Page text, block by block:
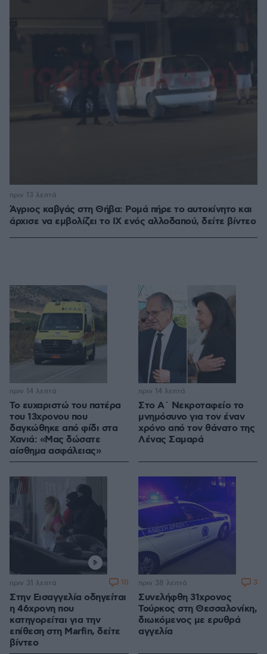
Άγριος καβγάς στη Θήβα: Ρομά πήρε το αυτοκίνητο και
άρχισε να εμβολίζει το ΙΧ ενός αλλοδαπού, δείτε βίντεο
πριν 13 λεπτά
Το ευχαριστώ του πατέρα
του 13χρονου που
δαγκώθηκε από φίδι στα
Χανιά: «Μας δώσατε
αίσθημα ασφάλειας»
πριν 14 λεπτά
Στο Α΄ Νεκροταφείο το
μνημόσυνο για τον έναν
χρόνο από τον θάνατο της
Λένας Σαμαρά
πριν 14 λεπτά
Στην Εισαγγελία οδηγείται
η 46χρονη που
κατηγορείται για την
επίθεση στη Marfin, δείτε
βίντεο
πριν 31 λεπτά 10
Συνελήφθη 31χρονος
Τούρκος στη Θεσσαλονίκη,
διωκόμενος με ερυθρά
αγγελία
πριν 38 λεπτά 3